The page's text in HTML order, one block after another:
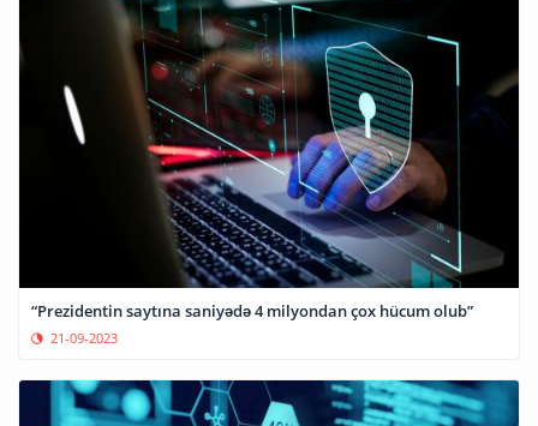
“Prezidentin saytına saniyədə 4 milyondan çox hücum olub”
21-09-2023